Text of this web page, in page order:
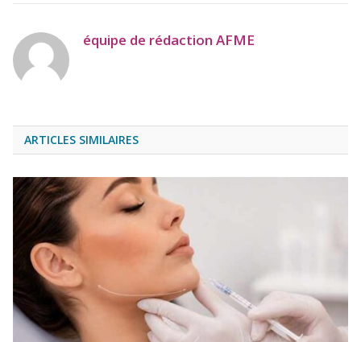
équipe de rédaction AFME
ARTICLES SIMILAIRES